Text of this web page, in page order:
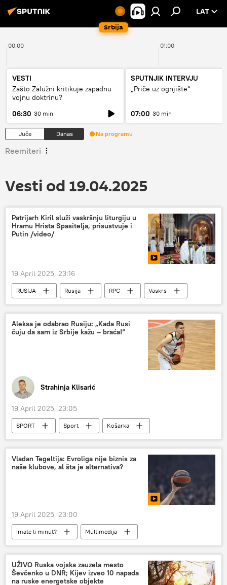
Srbija
LAT
00:00 01:00
VESTI
Zašto Zalužni kritikuje zapadnu
vojnu doktrinu?
06:30 30 min
SPUTNJIK INTERVJU
„Priče uz ognjište“
07:00 30 min
Juče Danas Na programu
Reemiteri
Vesti od 19.04.2025
Patrijarh Kiril služi vaskršnju liturgiju u
Hramu Hrista Spasitelja, prisustvuje i
Putin /video/
19 April 2025, 23:16
RUSIJA Rusija RPC
Vaskrs
služba
Hram Hrista Spasitelja
Društvo
Rusija – društvo
Aleksa je odabrao Rusiju: „Kada Rusi
čuju da sam iz Srbije kažu – braća!“
Strahinja Klisarić
19 April 2025, 23:05
SPORT Sport Košarka
Vladan Tegeltija: Evroliga nije biznis za
naše klubove, al šta je alternativa?
19 April 2025, 23:00
Imate li minut? Multimedija
UŽIVO Ruska vojska zauzela mesto
Ševčenko u DNR; Kijev izveo 10 napada
na ruske energetske objekte